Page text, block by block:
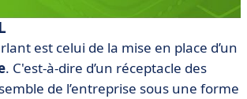
est celui de la mise en place d’un
. C'est-à-dire d’un réceptacle des
de l’entreprise sous une forme